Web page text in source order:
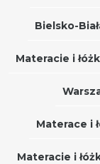
Bielsko-
Materacie i
Materace i
Materacie i